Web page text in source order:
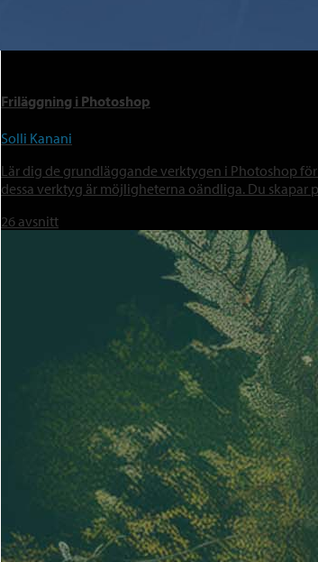
Friläggning i Photoshop
Solli Kanani
Lär dig de grundläggande verktygen i Photoshop
dessa verktyg är möjligheterna oändliga. Du
26 avsnitt